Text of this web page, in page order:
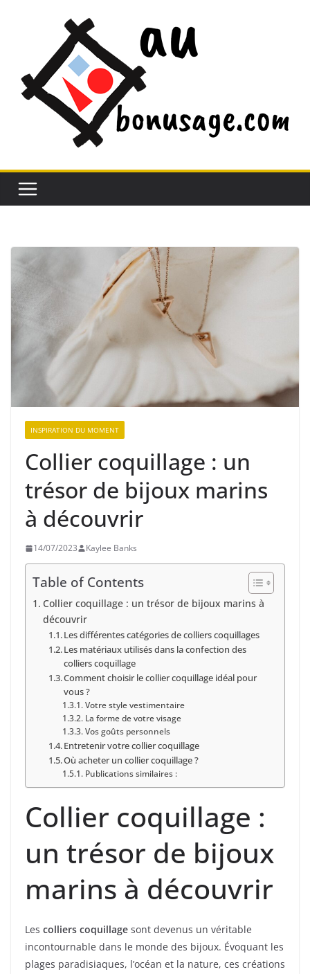
INSPIRATION DU MOMENT
Collier coquillage : un
trésor de bijoux marins
à découvrir
14/07/2023 Kaylee Banks
Table of Contents
Collier coquillage : un trésor de bijoux marins à
découvrir
Les différentes catégories de colliers coquillages
Les matériaux utilisés dans la confection des
colliers coquillage
Comment choisir le collier coquillage idéal pour
vous ?
Votre style vestimentaire
La forme de votre visage
Vos goûts personnels
Entretenir votre collier coquillage
Où acheter un collier coquillage ?
Publications similaires :
Collier coquillage :
un trésor de bijoux
marins à découvrir
Les colliers coquillage sont devenus un véritable
incontournable dans le monde des bijoux. Évoquant les
plages paradisiaques, l’océan et la nature, ces créations